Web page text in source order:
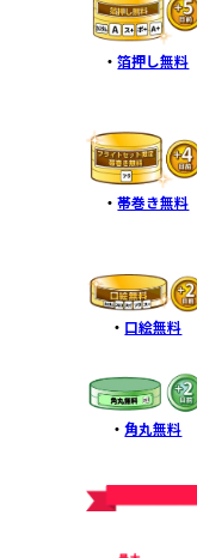
・箔押し無料
・帯巻き無料
・ 口絵無料
・角丸無料